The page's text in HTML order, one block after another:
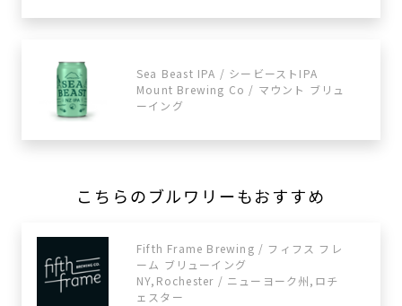
Sea Beast IPA / シービーストIPA
Mount Brewing Co / マウント ブリュ
ーイング
こちらのブルワリーもおすすめ
Fifth Frame Brewing / フィフス フレ
ーム ブリューイング
NY,Rochester / ニューヨーク州,ロチ
ェスター